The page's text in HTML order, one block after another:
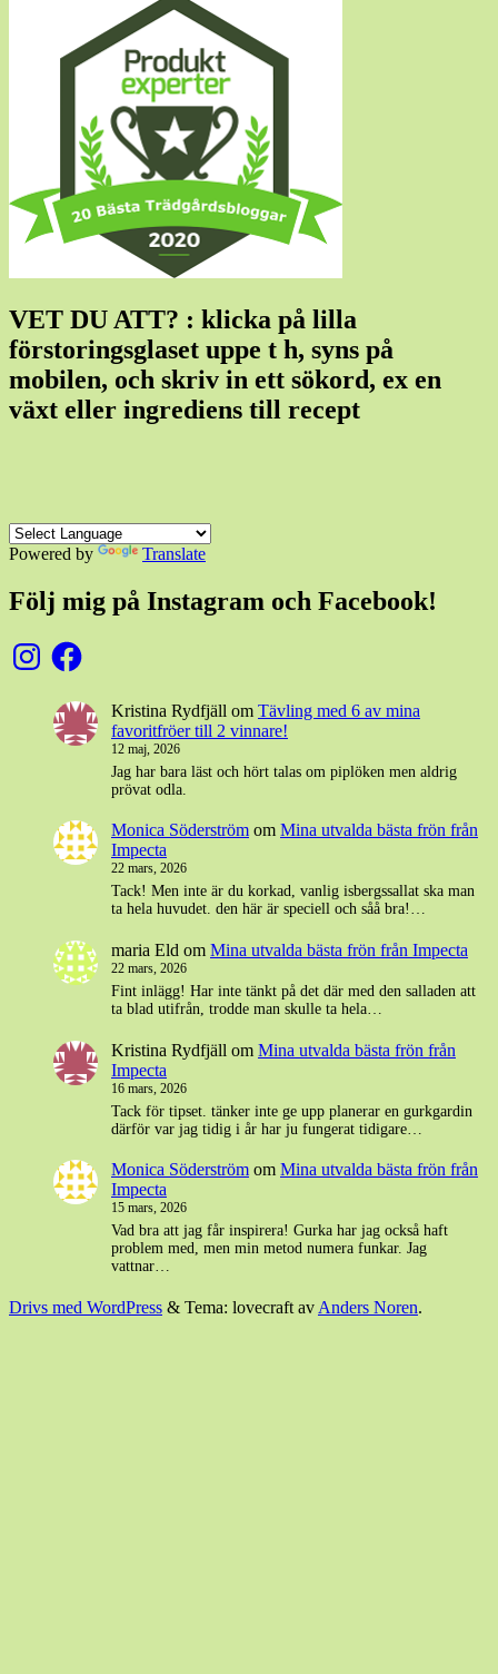
VET DU ATT? : klicka på lilla
förstoringsglaset uppe t h, syns på
mobilen, och skriv in ett sökord, ex en
växt eller ingrediens till recept
Powered by Translate
Följ mig på Instagram och Facebook!
InstagramFacebook
Kristina Rydfjäll om Tävling med 6 av mina
favoritfröer till 2 vinnare!
12 maj, 2026
Jag har bara läst och hört talas om piplöken men aldrig
prövat odla.
Monica Söderström om Mina utvalda bästa frön från
Impecta
22 mars, 2026
Tack! Men inte är du korkad, vanlig isbergssallat ska man
ta hela huvudet. den här är speciell och såå bra!…
maria Eld om Mina utvalda bästa frön från Impecta
22 mars, 2026
Fint inlägg! Har inte tänkt på det där med den salladen att
ta blad utifrån, trodde man skulle ta hela…
Kristina Rydfjäll om Mina utvalda bästa frön från
Impecta
16 mars, 2026
Tack för tipset. tänker inte ge upp planerar en gurkgardin
därför var jag tidig i år har ju fungerat tidigare…
Monica Söderström om Mina utvalda bästa frön från
Impecta
15 mars, 2026
Vad bra att jag får inspirera! Gurka har jag också haft
problem med, men min metod numera funkar. Jag
vattnar…
Drivs med WordPress & Tema: lovecraft av Anders Noren.